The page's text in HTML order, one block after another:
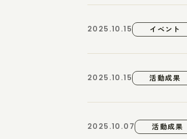
2025.10.15 イベント
2025.10.15 活動成果
2025.10.07 活動成果